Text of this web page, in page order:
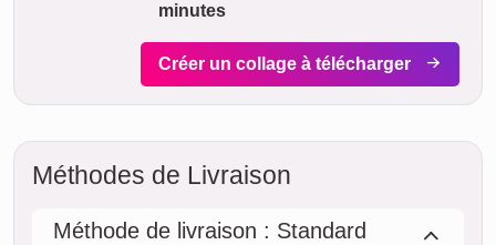
minutes
Créer un collage à télécharger
Méthodes de Livraison
Méthode de livraison : Standard